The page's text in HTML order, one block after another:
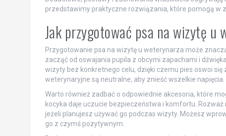
przedstawimy praktyczne rozwiązania, które pomogą w
Jak przygotować psa na wizytę u
Przygotowanie psa na wizytę u weterynarza może
zacząć od oswajania pupila z obcymi zapachami i
wizyty bez konkretnego celu, dzięki czemu pies oswoi
weterynaryjne są neutralne, aby znieść wszelkie napięcia.
Warto również zadbać o odpowiednie akcesoria, które
kocyka daje uczucie bezpieczeństwa i komfortu.
jeżeli planujesz używać go podczas wizyty. Możesz
go z czymś pozytywnym.